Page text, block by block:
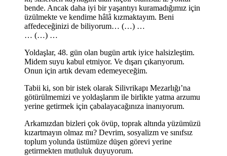
bende. Ancak daha iyi bir yaşantıyı kuramadığımız için
üzülmekte ve kendime hâlâ kızmaktayım. Beni
affedeceğinizi de biliyorum… (…) …
… (…) …
Yoldaşlar, 48. gün olan bugün artık iyice halsizleştim.
Midem suyu kabul etmiyor. Ve dışarı çıkarıyorum.
Onun için artık devam edemeyeceğim.
Tabii ki, son bir istek olarak Silivrikapı Mezarlığı’na
götürülmemizi ve yoldaşlarım ile birlikte yatma arzumu
yerine getirmek için çabalayacağınıza inanıyorum.
Arkamızdan bizleri çok övüp, toprak altında yüzümüzü
kızartmayın olmaz mı? Devrim, sosyalizm ve sınıfsız
toplum yolunda üstümüze düşen görevi yerine
getirmekten mutluluk duyuyorum.